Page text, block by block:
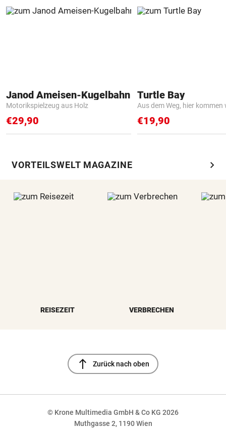
Janod Ameisen-Kugelbahn
Motorikspielzeug aus Holz
€29,90
Turtle Bay
Aus dem Weg, hier kommen
€19,90
VORTEILSWELT MAGAZINE chevron_right
REISEZEIT VERBRECHEN
north Zurück nach oben
© Krone Multimedia GmbH & Co KG 2026
Muthgasse 2, 1190 Wien